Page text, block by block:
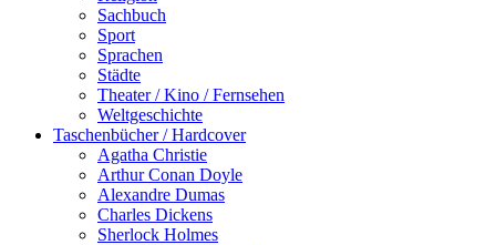
Sachbuch
Sport
Sprachen
Städte
Theater / Kino / Fernsehen
Weltgeschichte
Taschenbücher / Hardcover
Agatha Christie
Arthur Conan Doyle
Alexandre Dumas
Charles Dickens
Sherlock Holmes